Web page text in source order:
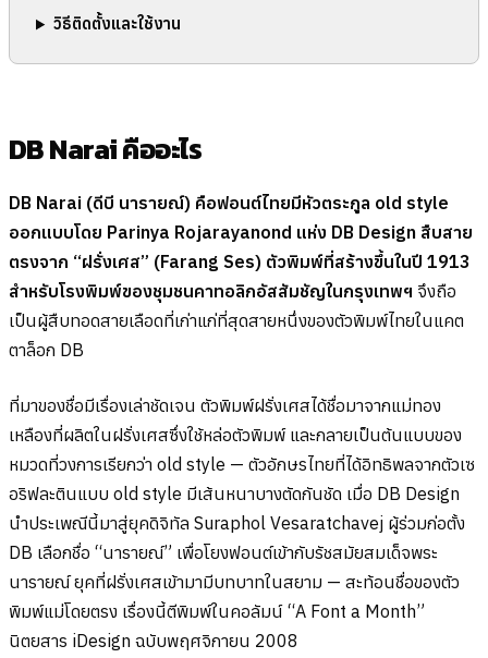
วิธีติดตั้งและใช้งาน
DB Narai คืออะไร
DB Narai (ดีบี นารายณ์) คือฟอนต์ไทยมีหัวตระกูล old style
ออกแบบโดย Parinya Rojarayanond แห่ง DB Design สืบสาย
ตรงจาก “ฝรั่งเศส” (Farang Ses) ตัวพิมพ์ที่สร้างขึ้นในปี 1913
สำหรับโรงพิมพ์ของชุมชนคาทอลิกอัสสัมชัญในกรุงเทพฯ จึงถือ
เป็นผู้สืบทอดสายเลือดที่เก่าแก่ที่สุดสายหนึ่งของตัวพิมพ์ไทยในแคต
ตาล็อก DB
ที่มาของชื่อมีเรื่องเล่าชัดเจน ตัวพิมพ์ฝรั่งเศสได้ชื่อมาจากแม่ทอง
เหลืองที่ผลิตในฝรั่งเศสซึ่งใช้หล่อตัวพิมพ์ และกลายเป็นต้นแบบของ
หมวดที่วงการเรียกว่า old style — ตัวอักษรไทยที่ได้อิทธิพลจากตัวเซ
อริฟละตินแบบ old style มีเส้นหนาบางตัดกันชัด เมื่อ DB Design
นำประเพณีนี้มาสู่ยุคดิจิทัล Suraphol Vesaratchavej ผู้ร่วมก่อตั้ง
DB เลือกชื่อ “นารายณ์” เพื่อโยงฟอนต์เข้ากับรัชสมัยสมเด็จพระ
นารายณ์ ยุคที่ฝรั่งเศสเข้ามามีบทบาทในสยาม — สะท้อนชื่อของตัว
พิมพ์แม่โดยตรง เรื่องนี้ตีพิมพ์ในคอลัมน์ “A Font a Month”
นิตยสาร iDesign ฉบับพฤศจิกายน 2008